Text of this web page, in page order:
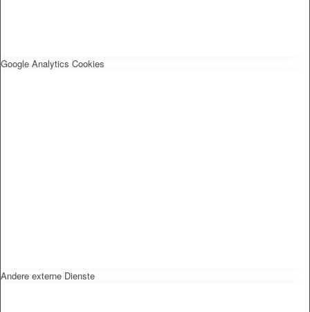
Google Analytics Cookies
Andere externe Dienste